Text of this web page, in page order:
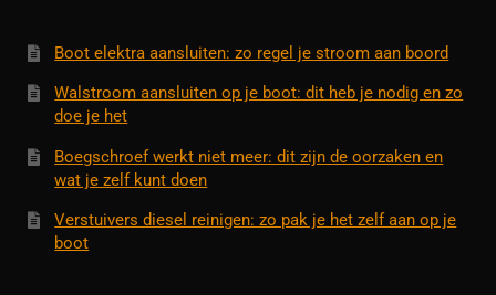
Boot elektra aansluiten: zo regel je stroom aan boord
Walstroom aansluiten op je boot: dit heb je nodig en zo
doe je het
Boegschroef werkt niet meer: dit zijn de oorzaken en
wat je zelf kunt doen
Verstuivers diesel reinigen: zo pak je het zelf aan op je
boot